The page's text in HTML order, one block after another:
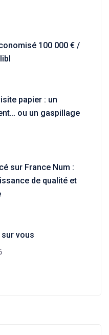
100 000 € /
papier : un
ou un gaspillage
sur France Num :
de qualité et
vous